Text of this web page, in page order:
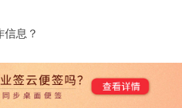
信息？